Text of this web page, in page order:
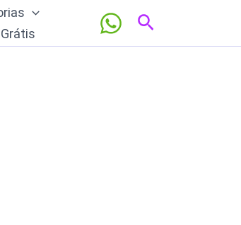
Pesquisar